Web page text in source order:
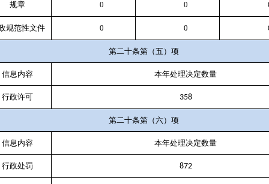
规章 0 0
规范性文件 0 0
第二十条第（五）项
信息内容 本年处理决定数量
行政许可 358
第二十条第（六）项
信息内容 本年处理决定数量
行政处罚 872